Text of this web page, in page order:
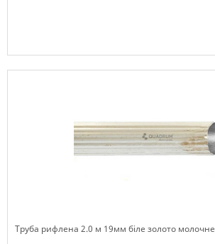
Труба рифлена 2.0 м 19мм біле золото молочне